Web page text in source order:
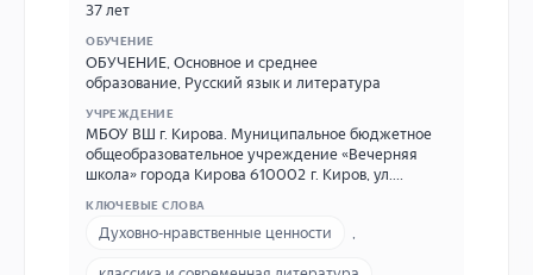
37 лет
ОБУЧЕНИЕ
ОБУЧЕНИЕ ,Основное и среднее
образование Русский язык и литература
УЧРЕЖДЕНИЕ
МБОУ ВШ г. Кирова. Муниципальное бюджетное
общеобразовательное учреждение «Вечерняя
школа» города Кирова 610002 г. Киров, ул.
КЛЮЧЕВЫЕ СЛОВА
Духовно-нравственные ценности